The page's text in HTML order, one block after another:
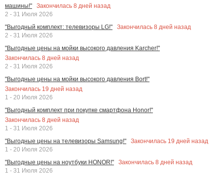
машины!"
Закончилась 8 дней назад
2 - 31 Июля 2026
"Выгодный комплект: телевизоры LG!"
Закончилась 8 дней назад
2 - 31 Июля 2026
"Выгодные цены на мойки высокого давления Karcher!"
Закончилась 8 дней назад
2 - 31 Июля 2026
"Выгодные цены на мойки высокого давления Bort!"
Закончилась 19 дней назад
1 - 20 Июля 2026
"Выгодный комплект при покупке смартфона Honor!"
Закончилась 8 дней назад
1 - 31 Июля 2026
"Выгодные цены на телевизоры Samsung!"
Закончилась 19 дней назад
1 - 20 Июля 2026
"Выгодные цены на ноутбуки HONOR!"
Закончилась 8 дней назад
1 - 31 Июля 2026